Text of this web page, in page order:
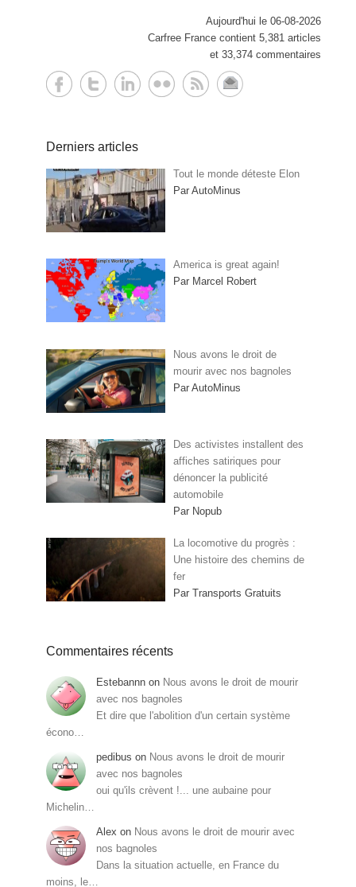
Aujourd'hui le 06-08-2026
Carfree France contient 5,381 articles
et 33,374 commentaires
Derniers articles
Tout le monde déteste Elon
Par AutoMinus
America is great again!
Par Marcel Robert
Nous avons le droit de
mourir avec nos bagnoles
Par AutoMinus
Des activistes installent des
affiches satiriques pour
dénoncer la publicité
automobile
Par Nopub
La locomotive du progrès :
Une histoire des chemins de
fer
Par Transports Gratuits
Commentaires récents
Estebannn on Nous avons le droit de mourir
avec nos bagnoles
Et dire que l'abolition d'un certain système
écono…
pedibus on Nous avons le droit de mourir
avec nos bagnoles
oui qu'ils crèvent !... une aubaine pour
Michelin…
Alex on Nous avons le droit de mourir avec
nos bagnoles
Dans la situation actuelle, en France du
moins, le…